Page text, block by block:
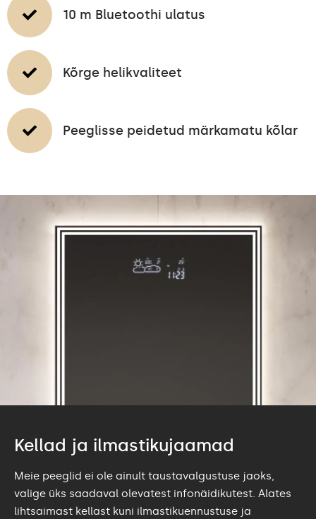
10 m Bluetoothi ulatus
Kõrge helikvaliteet
Peeglisse peidetud märkamatu kõlar
Kellad ja ilmastikujaamad
Meie peeglid ei ole ainult taustavalgustuse jaoks,
valige üks saadaval olevatest infonäidikutest. Alates
lihtsaimast kellast kuni ilmastikuennustuse ja